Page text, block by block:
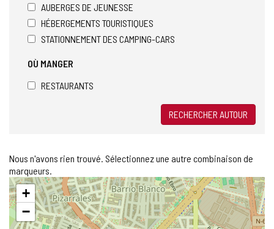
AUBERGES DE JEUNESSE
HÉBERGEMENTS TOURISTIQUES
STATIONNEMENT DES CAMPING-CARS
OÙ MANGER
RESTAURANTS
RECHERCHER AUTOUR
Nous n'avons rien trouvé. Sélectionnez une autre combinaison de
marqueurs.
Sauter
la
carte
+
−